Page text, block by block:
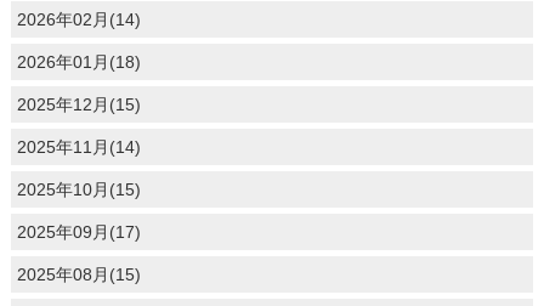
2026年02月(14)
2026年01月(18)
2025年12月(15)
2025年11月(14)
2025年10月(15)
2025年09月(17)
2025年08月(15)